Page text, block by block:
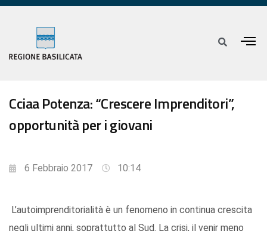
Cciaa Potenza: “Crescere Imprenditori”,
opportunità per i giovani
6 Febbraio 2017 10:14
L’autoimprenditorialità è un fenomeno in continua crescita
negli ultimi anni, soprattutto al Sud. La crisi, il venir meno